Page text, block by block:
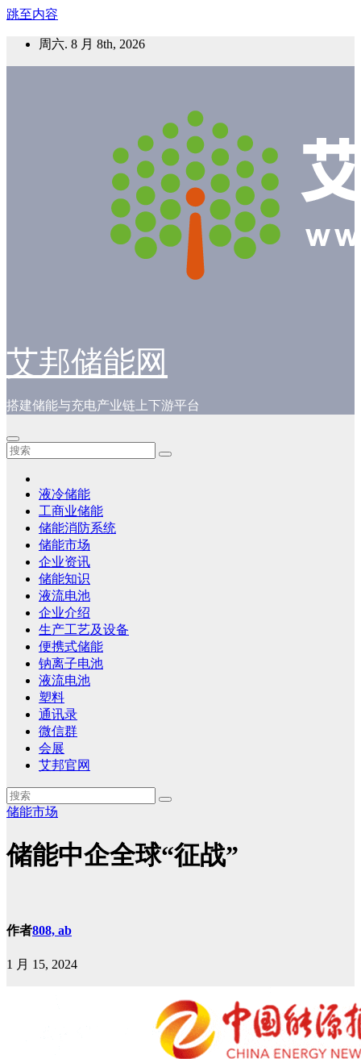
跳至内容
周六. 8 月 8th, 2026
艾邦储能网
搭建储能与充电产业链上下游平台
液冷储能
工商业储能
储能消防系统
储能市场
企业资讯
储能知识
液流电池
企业介绍
生产工艺及设备
便携式储能
钠离子电池
液流电池
塑料
通讯录
微信群
会展
艾邦官网
储能市场
储能中企全球“征战”
作者808, ab
1 月 15, 2024